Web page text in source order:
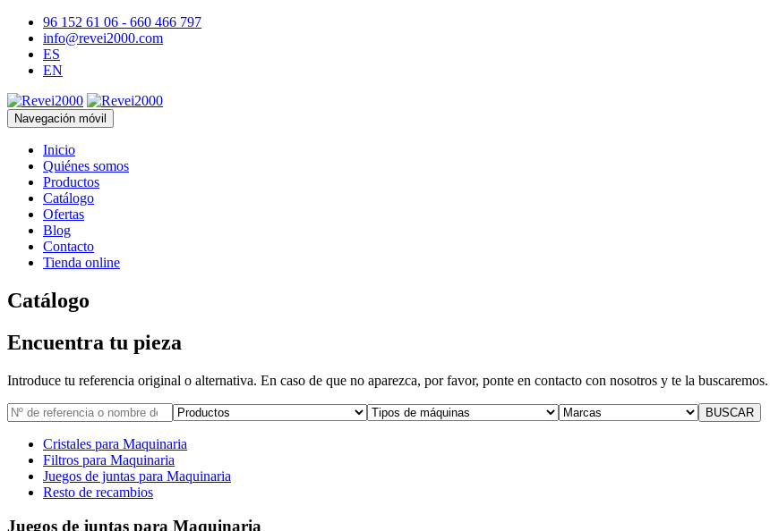
96 152 61 06 - 660 466 797
info@revei2000.com
ES
EN
Navegación móvil
Inicio
Quiénes somos
Productos
Catálogo
Ofertas
Blog
Contacto
Tienda online
Catálogo
Encuentra tu pieza
Introduce tu referencia original o alternativa. En caso de que no aparezca, por favor, ponte en contacto con nosotros y te la buscaremos.
Cristales para Maquinaria
Filtros para Maquinaria
Juegos de juntas para Maquinaria
Resto de recambios
Juegos de juntas para Maquinaria